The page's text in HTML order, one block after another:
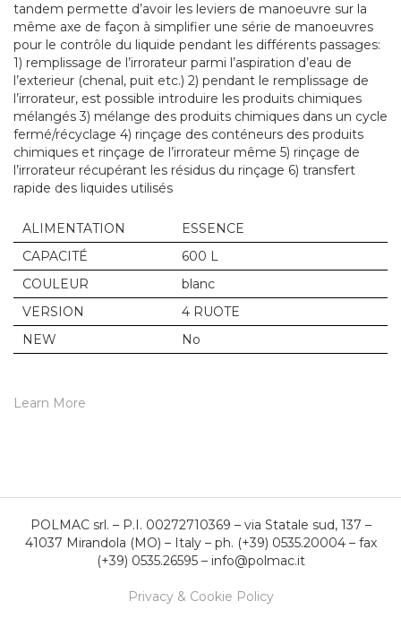
tandem permette d’avoir les leviers de manoeuvre sur la
même axe de façon à simplifier une série de manoeuvres
pour le contrôle du liquide pendant les différents passages:
1) remplissage de l’irrorateur parmi l’aspiration d’eau de
l’exterieur (chenal, puit etc.) 2) pendant le remplissage de
l’irrorateur, est possible introduire les produits chimiques
mélangés 3) mélange des produits chimiques dans un cycle
fermé/récyclage 4) rinçage des conténeurs des produits
chimiques et rinçage de l’irrorateur même 5) rinçage de
l’irrorateur récupérant les résidus du rinçage 6) transfert
rapide des liquides utilisés
ALIMENTATION
ESSENCE
CAPACITÉ
600 L
COULEUR
blanc
VERSION
4 RUOTE
NEW
No
Learn More
POLMAC srl. – P.I. 00272710369 – via Statale sud, 137 –
41037 Mirandola (MO) – Italy – ph. (+39) 0535.20004 – fax
(+39) 0535.26595 – info@polmac.it
Privacy & Cookie Policy